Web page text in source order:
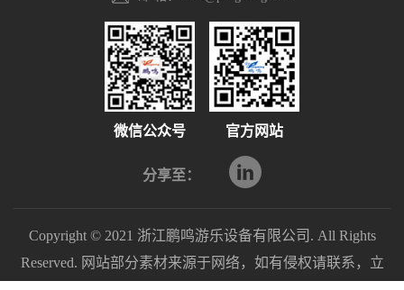
微信公众号 官方网站
分享至：
Copyright © 2021 浙江鹏鸣游乐设备有限公司. All Rights
Reserved. 网站部分素材来源于网络，如有侵权请联系，立